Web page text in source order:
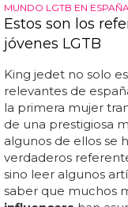
MUNDO LGTB EN ESPAÑA
Estos son los
jóvenes LGTB
King jedet no solo
relevantes de
la primera mujer
de una prestigiosa
algunos de ellos se
verdaderos
sino leer algunos
saber que muchos